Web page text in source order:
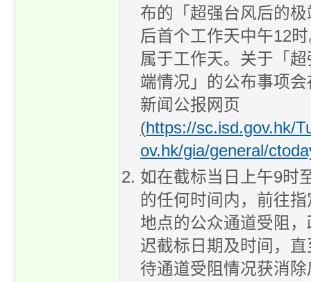
布的「超强台风后的
后首个工作天中午12
属于工作天。关于「
端情况」的公布事项
新闻公报网页
(https://sc.isd.gov.hk/
ov.hk/gia/general/
如在截标当日上午9时
的任何时间内，前往
地点的公众通道受阻
迟截标日期及时间，
待通道受阻情况获消